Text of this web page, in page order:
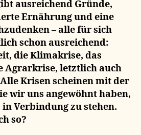
ausreichend Gründe,
Ernährungund eine
–alle für sich
schon ausreichend:
die Klimakrise, das
Agrarkrise, letztlich auch
Krisen scheinen mit der
wiruns angewöhnt haben,
Verbindung zu stehen.
so?